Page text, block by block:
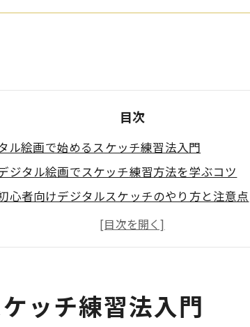
目次
ル絵画で始めるスケッチ練習法入門
ジタル絵画でスケッチ練習方法を学ぶコツ
心者向けデジタルスケッチのやり方と注意点
スケッチ練習に役立つデジタル絵画の基本操作
ジタルスケッチで書き方を身につけるポイ
ッチ初心者が生き物を描く観察力の磨き方
物スケッチで観察力を高めるデジタル絵画活
ッチ練習法入門